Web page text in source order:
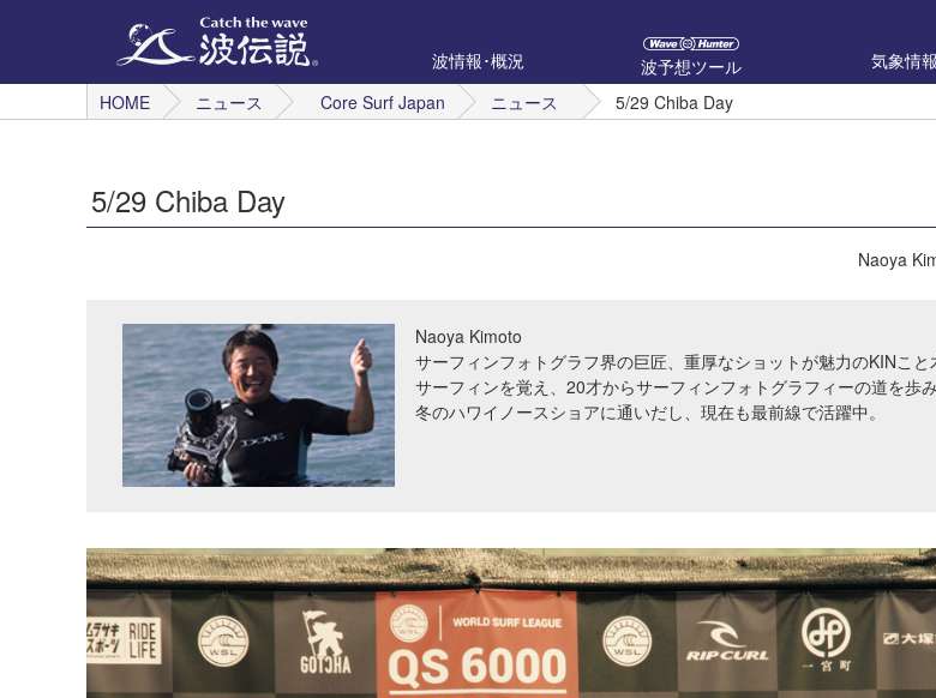
波情報･概況
波予想ツール 気象情報
HOME
ニュース Core Surf Japan ニュース 5/29 Chiba Day
5/29 Chiba Day
Naoya
Naoya Kimoto
サーフィンフォトグラフ界の巨匠、重厚なショットが魅力のKINこ
サーフィンを覚え、20才からサーフィンフォトグラフィーの道を歩
冬のハワイノースショアに通いだし、現在も最前線で活躍中。